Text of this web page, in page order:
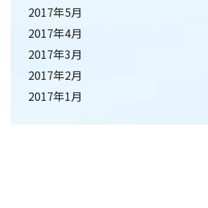
2017年5月
2017年4月
2017年3月
2017年2月
2017年1月